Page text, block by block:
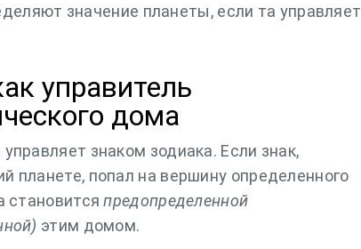
значение планеты, если та управляет
управитель
дома
знаком зодиака. Если знак,
планете, попал на вершину определенного
становитсяпредопределенной
этим домом.